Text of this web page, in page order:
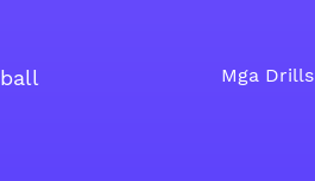
Mga Drills